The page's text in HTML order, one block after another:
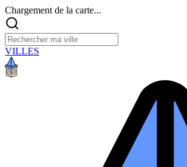
Chargement de la carte...
VILLES